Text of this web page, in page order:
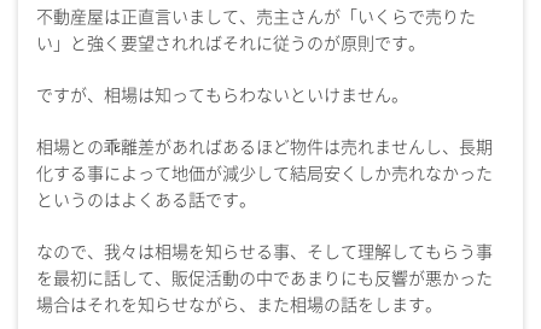
不動産屋は正直言いまして、売主さんが「いくらで売りた
い」と強く要望されればそれに従うのが原則です。
ですが、相場は知ってもらわないといけません。
相場との乖離差があればあるほど物件は売れませんし、長期
化する事によって地価が減少して結局安くしか売れなかった
というのはよくある話です。
なので、我々は相場を知らせる事、そして理解してもらう事
を最初に話して、販促活動の中であまりにも反響が悪かった
場合はそれを知らせながら、また相場の話をします。